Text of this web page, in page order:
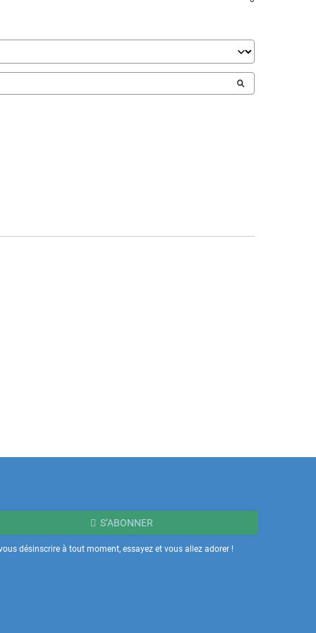
S’ABONNER
désinscrire à tout moment, essayez et vous allez adorer !